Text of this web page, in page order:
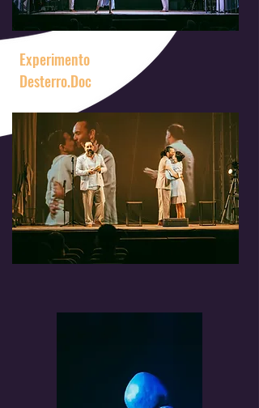
Experimento
Desterro.Doc